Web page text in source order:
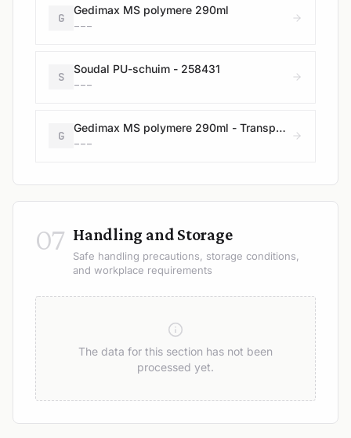
G
Gedimax MS polymere 290ml
---
S
Soudal PU-schuim - 258431
---
G
Gedimax MS polymere 290ml - Transparant
---
07 Handling and Storage
Safe handling precautions, storage conditions,
and workplace requirements
The data for this section has not been
processed yet.